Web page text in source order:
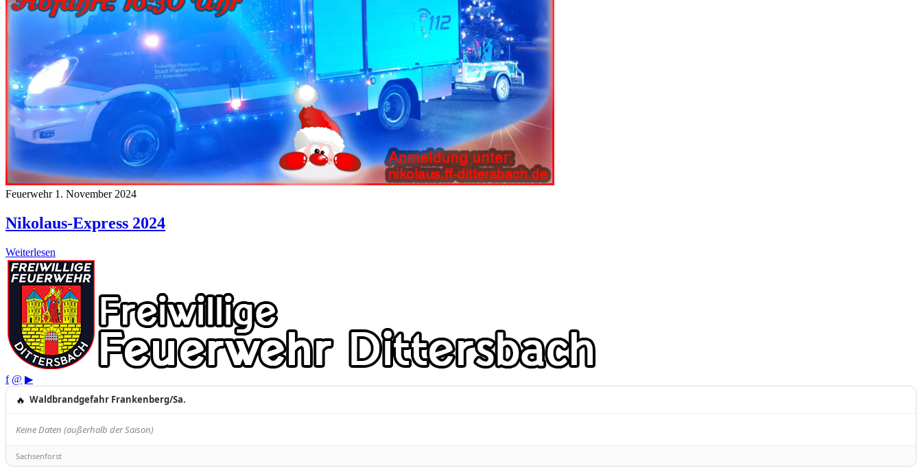
Feuerwehr 1. November 2024
Nikolaus-Express 2024
Weiterlesen
f @ ▶
🔥 Waldbrandgefahr Frankenberg/Sa.
Keine Daten (außerhalb der Saison)
Sachsenforst